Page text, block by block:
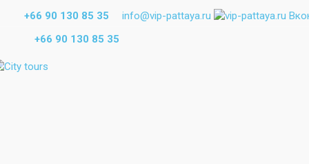
+66 90 130 85 35
info@vip-pattaya.ru
+66 90 130 85 35